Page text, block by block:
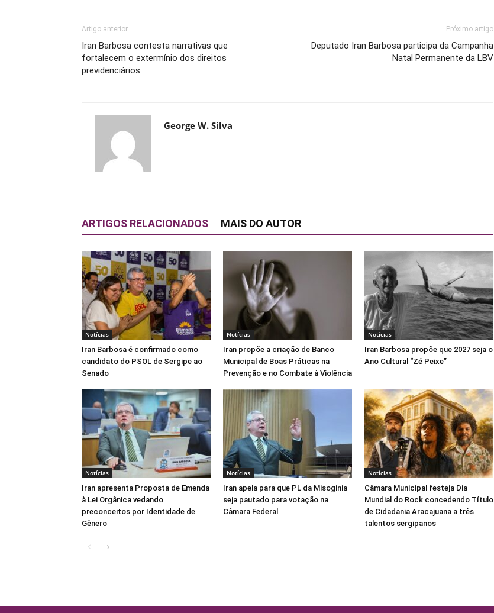
Artigo anterior
Iran Barbosa contesta narrativas que
fortalecem o extermínio dos direitos
previdenciários
Próximo artigo
Deputado Iran Barbosa participa da Campanha
Natal Permanente da LBV
George W. Silva
ARTIGOS RELACIONADOS MAIS DO AUTOR
Notícias
Iran Barbosa é confirmado como
candidato do PSOL de Sergipe ao
Senado
Notícias
Iran propõe a criação de Banco
Municipal de Boas Práticas na
Prevenção e no Combate à Violência
Notícias
Iran Barbosa propõe que 2027 seja o
Ano Cultural “Zé Peixe”
Notícias
Iran apresenta Proposta de Emenda
à Lei Orgânica vedando
preconceitos por Identidade de
Gênero
Notícias
Iran apela para que PL da Misoginia
seja pautado para votação na
Câmara Federal
Notícias
Câmara Municipal festeja Dia
Mundial do Rock concedendo Título
de Cidadania Aracajuana a três
talentos sergipanos